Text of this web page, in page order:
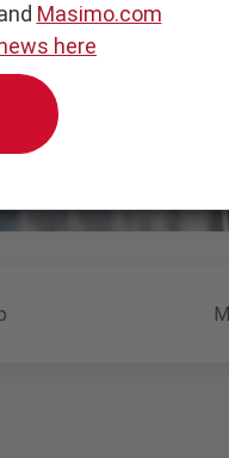
Masimo.com
here